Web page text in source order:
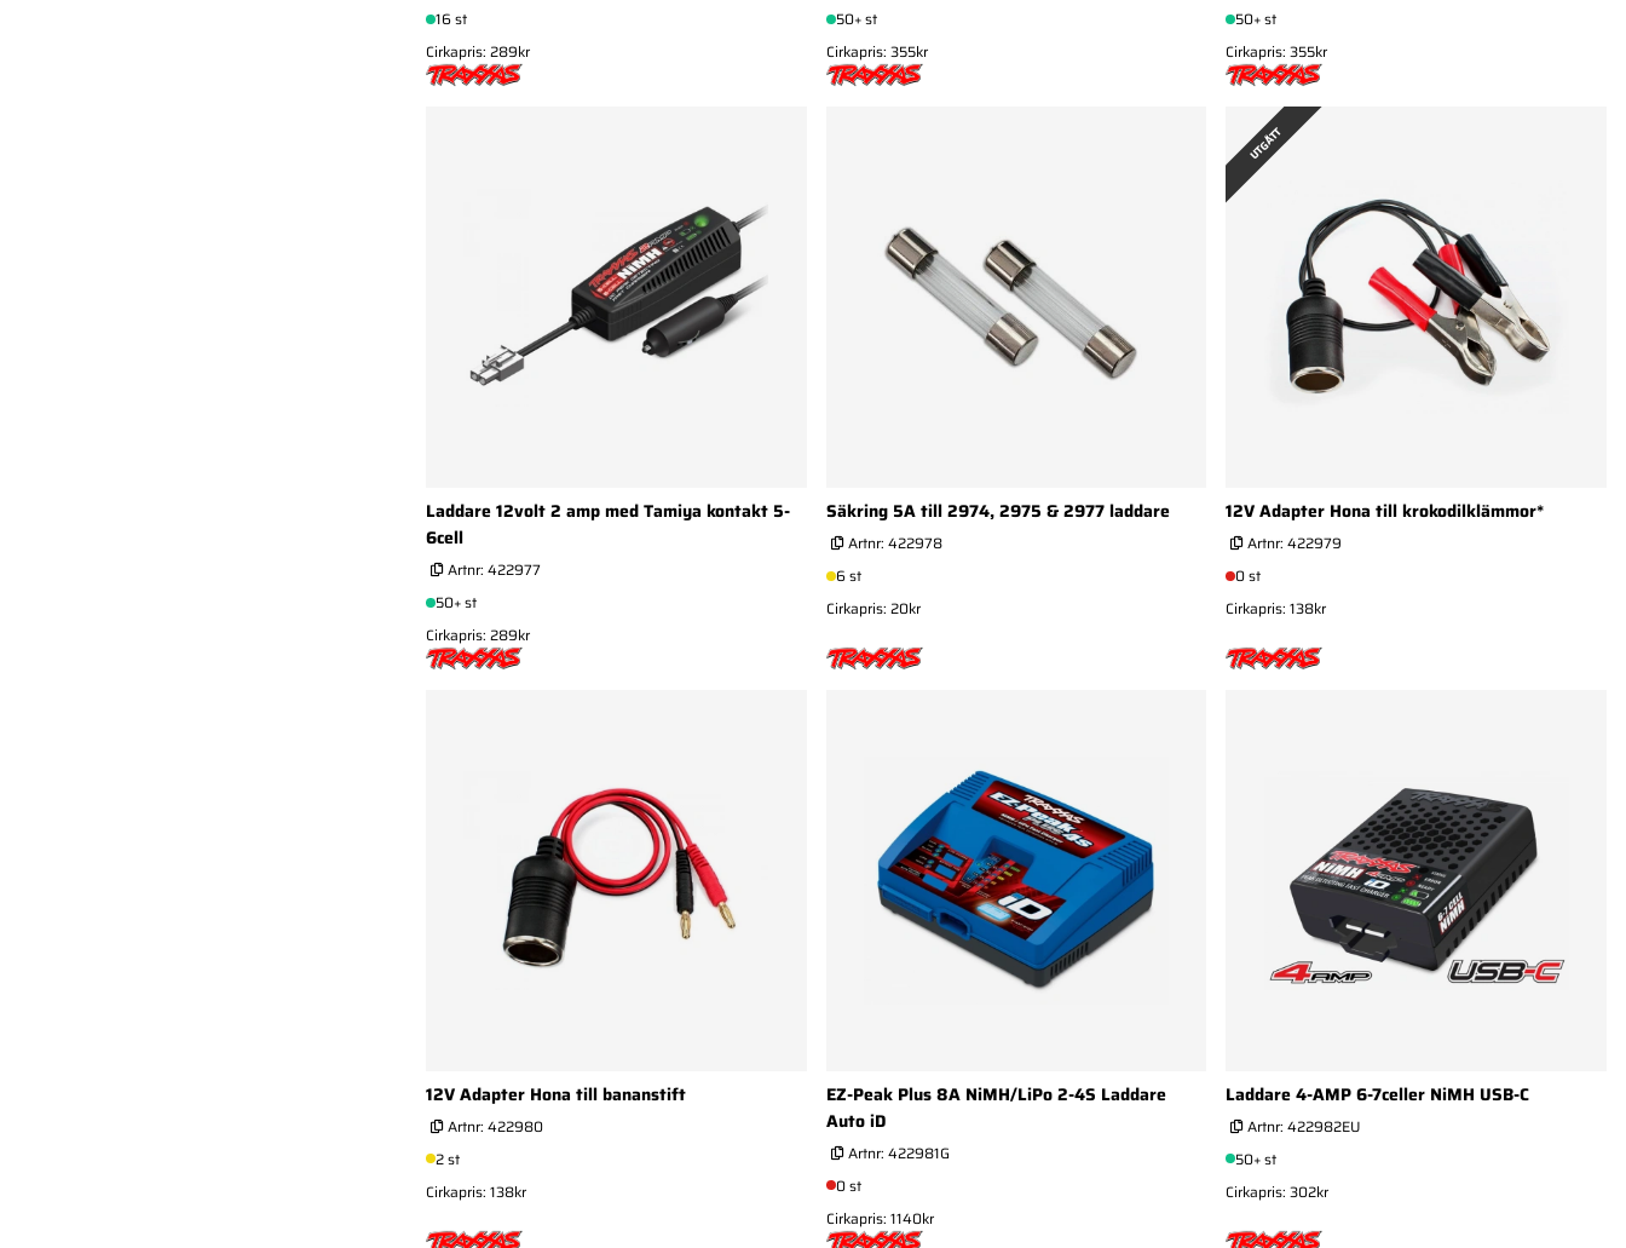
16 st
Cirkapris: 289kr
50+ st
Cirkapris: 355kr
50+ st
Cirkapris: 355kr
Laddare 12volt 2 amp med Tamiya kontakt 5-
6cell
Artnr: 422977
50+ st
Cirkapris: 289kr
Säkring 5A till 2974, 2975 & 2977 laddare
Artnr: 422978
6 st
Cirkapris: 20kr
UTGÅTT
12V Adapter Hona till krokodilklämmor*
Artnr:422979
0 st
Cirkapris: 138kr
12V Adapter Hona till bananstift
Artnr: 422980
2 st
Cirkapris: 138kr
EZ-Peak Plus 8A NiMH/LiPo 2-4S Laddare
Auto iD
Artnr: 422981G
0 st
Cirkapris: 1140kr
Laddare 4-AMP 6-7celler NiMH USB-C
Artnr:422982EU
50+ st
Cirkapris: 302kr